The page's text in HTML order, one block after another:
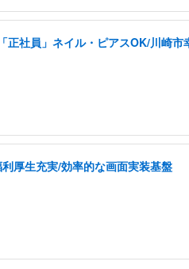
正社員」ネイル・ピアスOK/川崎市
厚生充実/効率的な画面実装基盤